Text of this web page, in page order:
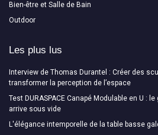
Bien-être et Salle de Bain
Outdoor
Les plus lus
Interview de Thomas Durantel : Créer des
transformer la perception de l’espace
Test DURASPACE Canapé Modulable en U :
arrive sous vide
L'élégance intemporelle de la table basse